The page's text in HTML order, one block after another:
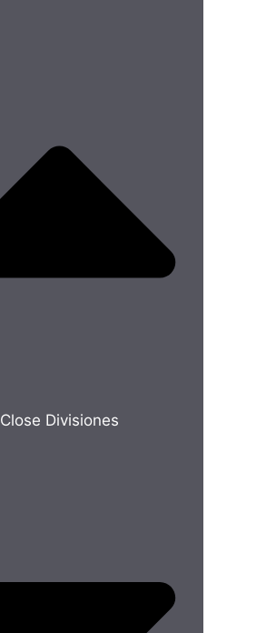
Close Divisiones